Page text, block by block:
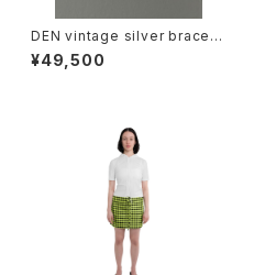
DEN vintage silver bracele
t
¥49,500